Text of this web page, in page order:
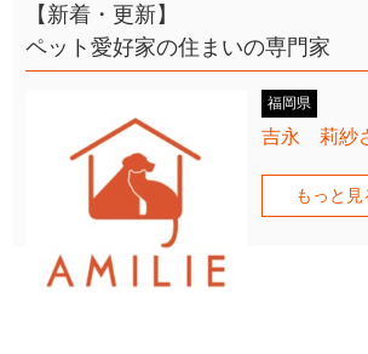
【新着・更新】
ペット愛好家の住まいの専門家
福岡県
吉永 莉紗
もっと見